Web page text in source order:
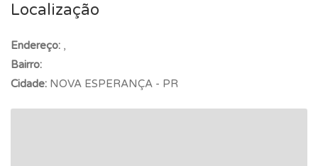
Localização
Endereço: ,
Bairro:
Cidade: NOVA ESPERANÇA - PR